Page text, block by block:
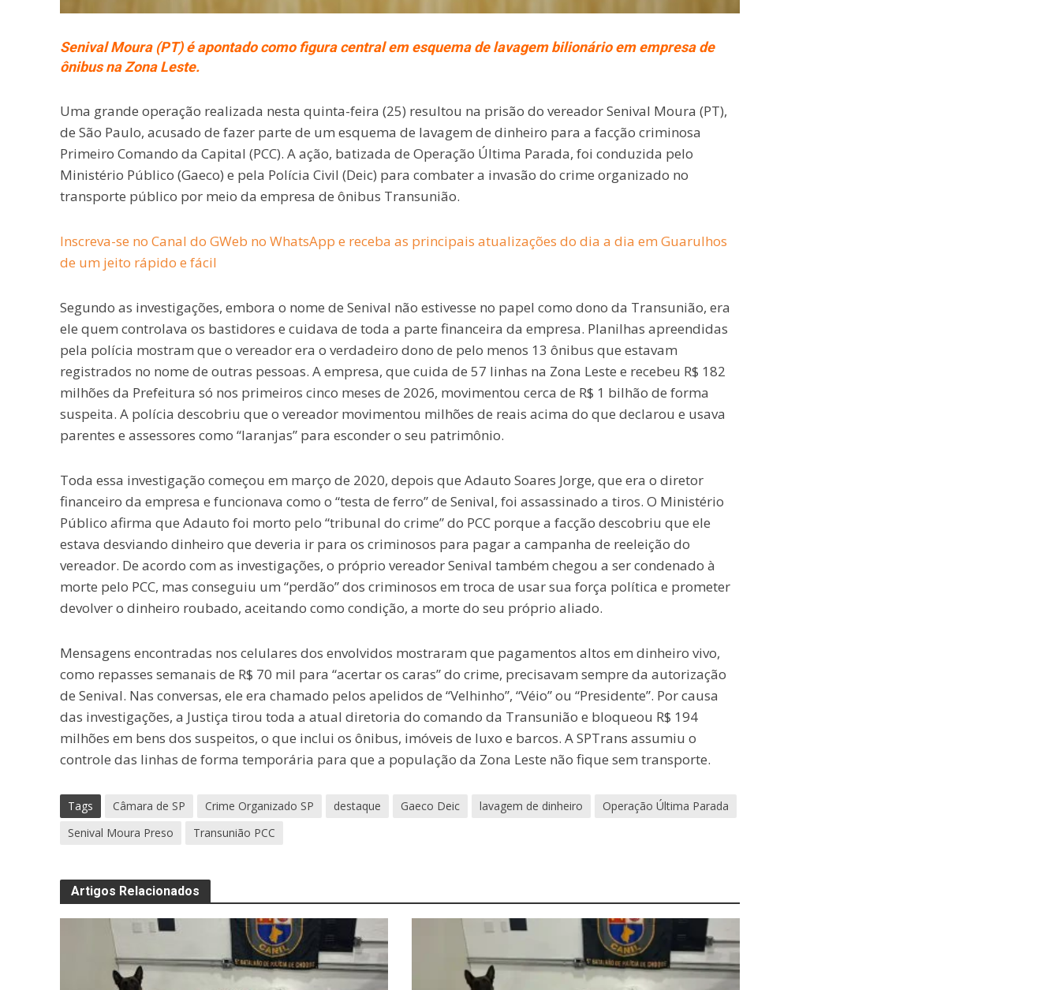
Senival Moura (PT) é apontado como figura central em esquema de lavagem bilionário em empresa de
ônibus na Zona Leste.
Uma grande operação realizada nesta quinta-feira (25) resultou na prisão do vereador Senival Moura (PT),
de São Paulo, acusado de fazer parte de um esquema de lavagem de dinheiro para a facção criminosa
Primeiro Comando da Capital (PCC). A ação, batizada de Operação Última Parada, foi conduzida pelo
Ministério Público (Gaeco) e pela Polícia Civil (Deic) para combater a invasão do crime organizado no
transporte público por meio da empresa de ônibus Transunião.
Inscreva-se no Canal do GWeb no WhatsApp e receba as principais atualizações do dia a dia em Guarulhos
de um jeito rápido e fácil
Segundo as investigações, embora o nome de Senival não estivesse no papel como dono da Transunião, era
ele quem controlava os bastidores e cuidava de toda a parte financeira da empresa. Planilhas apreendidas
pela polícia mostram que o vereador era o verdadeiro dono de pelo menos 13 ônibus que estavam
registrados no nome de outras pessoas. A empresa, que cuida de 57 linhas na Zona Leste e recebeu R$ 182
milhões da Prefeitura só nos primeiros cinco meses de 2026, movimentou cerca de R$ 1 bilhão de forma
suspeita. A polícia descobriu que o vereador movimentou milhões de reais acima do que declarou e usava
parentes e assessores como “laranjas” para esconder o seu patrimônio.
Toda essa investigação começou em março de 2020, depois que Adauto Soares Jorge, que era o diretor
financeiro da empresa e funcionava como o “testa de ferro” de Senival, foi assassinado a tiros. O Ministério
Público afirma que Adauto foi morto pelo “tribunal do crime” do PCC porque a facção descobriu que ele
estava desviando dinheiro que deveria ir para os criminosos para pagar a campanha de reeleição do
vereador. De acordo com as investigações, o próprio vereador Senival também chegou a ser condenado à
morte pelo PCC, mas conseguiu um “perdão” dos criminosos em troca de usar sua força política e prometer
devolver o dinheiro roubado, aceitando como condição, a morte do seu próprio aliado.
Mensagens encontradas nos celulares dos envolvidos mostraram que pagamentos altos em dinheiro vivo,
como repasses semanais de R$ 70 mil para “acertar os caras” do crime, precisavam sempre da autorização
de Senival. Nas conversas, ele era chamado pelos apelidos de “Velhinho”, “Véio” ou “Presidente”. Por causa
das investigações, a Justiça tirou toda a atual diretoria do comando da Transunião e bloqueou R$ 194
milhões em bens dos suspeitos, o que inclui os ônibus, imóveis de luxo e barcos. A SPTrans assumiu o
controle das linhas de forma temporária para que a população da Zona Leste não fique sem transporte.
Tags Câmara de SP Crime Organizado SP destaque Gaeco Deic lavagem de dinheiro
Operação Última Parada
Senival Moura Preso
Transunião PCC
Artigos Relacionados